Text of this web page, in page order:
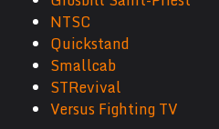
NTSC
Quickstand
Smallcab
STRevival
Versus Fighting TV